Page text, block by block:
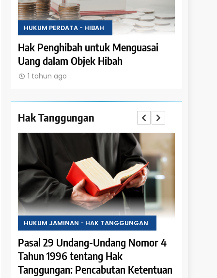
HUKUM PERDATA - HIBAH
Hibah Batal Jika Terdapat Syarat
Pelunasan Hutang
1 tahun ago
Hak Tanggungan
HUKUM JAMINAN - HAK TANGGUNGAN
Pasal 28 Undang-Undang Nomor 4
Tahun 1996 tentang Hak
Tanggungan: Ketentuan